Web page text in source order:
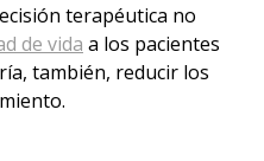
terapéutica no
de vida a los pacientes
también, reducir los